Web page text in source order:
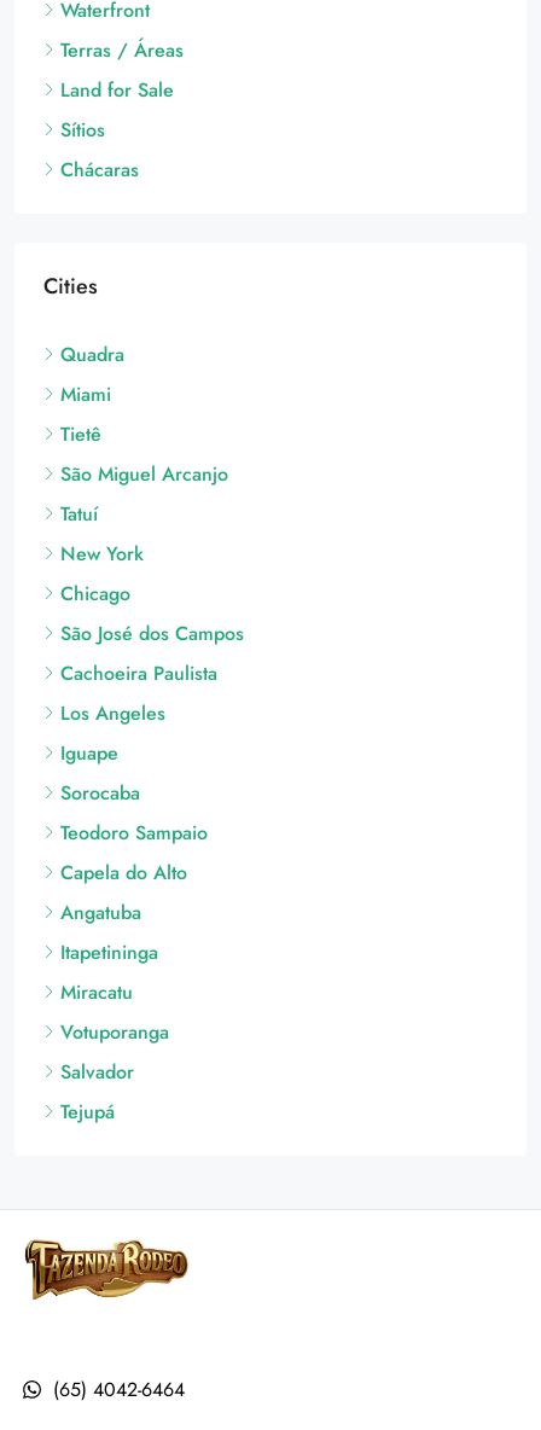
Sítios
Chácaras
Cities
Miami
São Miguel Arcanjo
Tatuí
New York
Chicago
São José dos Campos
Cachoeira Paulista
Los Angeles
Iguape
Sorocaba
Teodoro Sampaio
Capela do Alto
Angatuba
Itapetininga
Miracatu
Votuporanga
Salvador
Tejupá
(65) 4042-6464
FAQ
About Us